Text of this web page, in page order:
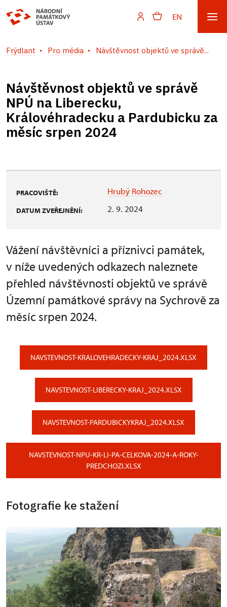
EN
Frýdlant Pro média Návštěvnost objektů ve správě...
Návštěvnost objektů ve správě
NPÚ na Liberecku,
Královéhradecku a Pardubicku za
měsíc srpen 2024
PRACOVIŠTĚ: Hrubý Rohozec
DATUM ZVEŘEJNĚNÍ: 2. 9. 2024
Vážení návštěvníci a příznivci památek,
v níže uvedených odkazech naleznete
přehled návštěvnosti objektů ve správě
Územní památkové správy na Sychrově za
měsíc srpen 2024.
NAVSTEVNOST-KRALOVEHRADECKY-KRAJ_2024.XLSX
NAVSTEVNOST-LIBERECKY-KRAJ_2024.XLSX
NAVSTEVNOST-PARDUBICKYKRAJ_2024.XLSX
NAVSTEVNOST-NPU-KR-LI-PA-CELKOVA-2024-A-ROKY-
PREDCHOZI.XLSX
Fotografie ke stažení